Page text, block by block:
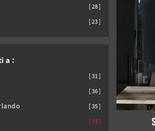
28
23
a :
31
36
35
33